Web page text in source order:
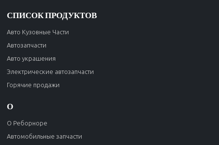
СПИСОК ПРОДУКТОВ
Авто Кузовные Части
Автозапчасти
Авто украшения
Электрические автозапчасти
Горячие продажи
О
О Реборноре
Автомобильные запчасти